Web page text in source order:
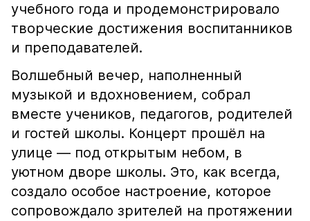
учебного года и продемонстрировало
творческие достижения воспитанников
и преподавателей.
Волшебный вечер, наполненный
музыкой и вдохновением, собрал
вместе учеников, педагогов, родителей
и гостей школы. Концерт прошёл на
улице — под открытым небом, в
уютном дворе школы. Это, как всегда,
создало особое настроение, которое
сопровождало зрителей на протяжении